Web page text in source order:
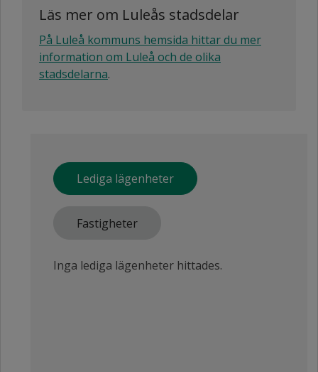
Läs mer om Luleås stadsdelar
På Luleå kommuns hemsida hittar du mer
information om Luleå och de olika
stadsdelarna.
Lediga lägenheter
Fastigheter
Inga lediga lägenheter hittades.